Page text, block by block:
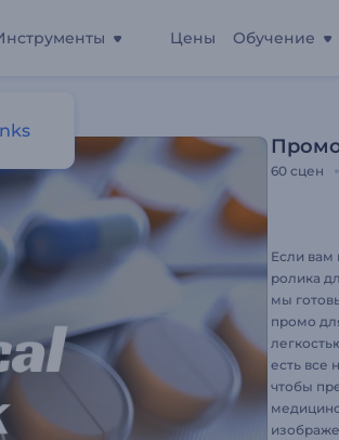
Цены Обучение
60 сцен
Если вам
ролика
мы
промо
есть все
чтобы